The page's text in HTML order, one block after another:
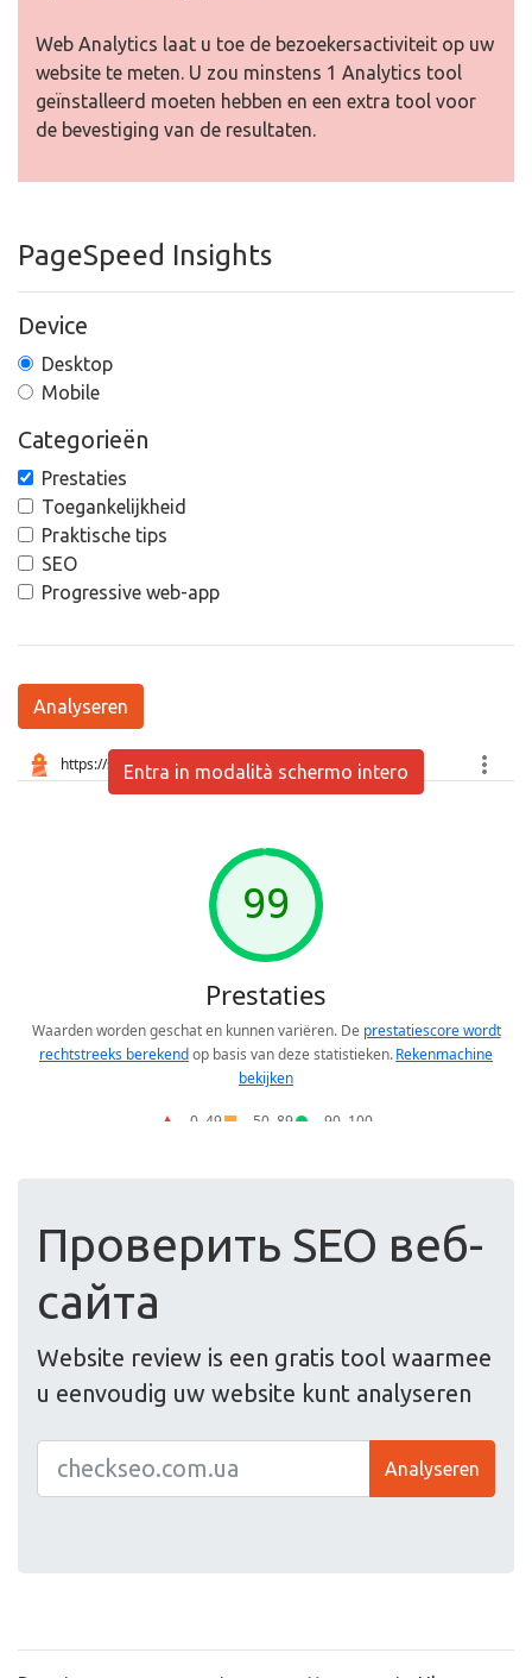
Web Analytics laat u toe de bezoekersactiviteit op uw
website te meten. U zou minstens 1 Analytics tool
geïnstalleerd moeten hebben en een extra tool voor
de bevestiging van de resultaten.
PageSpeed Insights
Device
Desktop
Mobile
Categorieën
Prestaties
Toegankelijkheid
Praktische tips
SEO
Progressive web-app
Analyseren
Entra in modalità schermo intero
Проверить SEO веб-
сайта
Website review is een gratis tool waarmee
u eenvoudig uw website kunt analyseren
Analyseren